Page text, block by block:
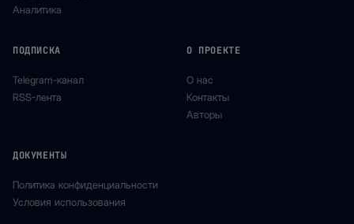
Аналитика
ПОДПИСКА
Telegram-канал
RSS-лента
О ПРОЕКТЕ
О нас
Контакты
Авторы
ДОКУМЕНТЫ
Политика конфиденциальности
Условия использования